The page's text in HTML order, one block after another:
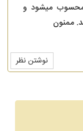
محسوب میشود و
ممنون
نوشتن نظر